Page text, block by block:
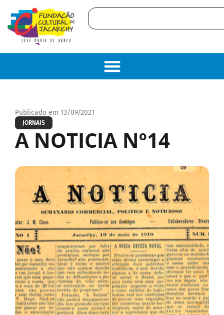
Publicado em 13/09/2021
JORNAIS
A NOTICIA Nº14